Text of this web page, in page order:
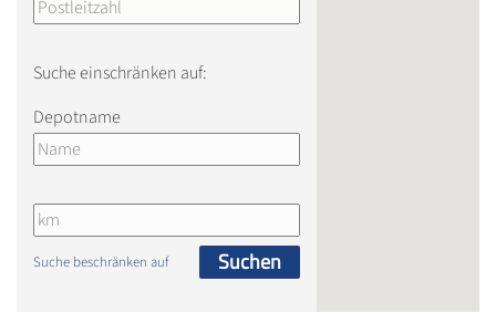
Suche einschränken auf:
Depotname
Suche beschränken auf Suchen